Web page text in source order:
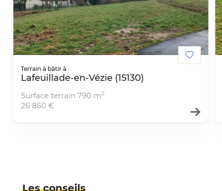
Les conseils
Terrain à bâtir à
Lafeuillade-en-Vézie (15130)
Surface terrain 790 m2
26 860 €
Ajouter